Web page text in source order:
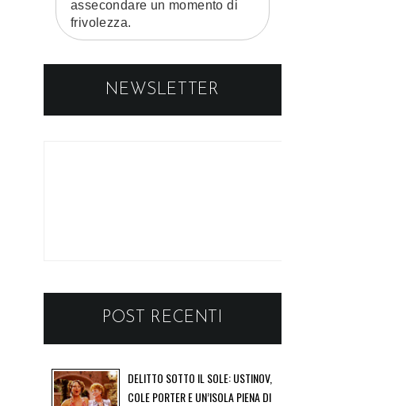
assecondare un momento di
frivolezza.
NEWSLETTER
POST RECENTI
DELITTO SOTTO IL SOLE: USTINOV,
COLE PORTER E UN’ISOLA PIENA DI